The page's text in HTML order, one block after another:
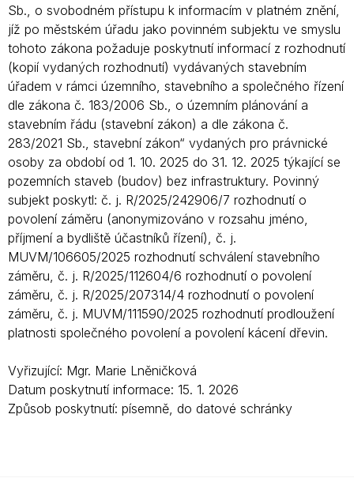
Sb., o svobodném přístupu k informacím v platném znění,
jíž po městském úřadu jako povinném subjektu ve smyslu
tohoto zákona požaduje poskytnutí informací z rozhodnutí
(kopií vydaných rozhodnutí) vydávaných stavebním
úřadem v rámci územního, stavebního a společného řízení
dle zákona č. 183/2006 Sb., o územním plánování a
stavebním řádu (stavební zákon) a dle zákona č.
283/2021 Sb., stavební zákon“ vydaných pro právnické
osoby za období od 1. 10. 2025 do 31. 12. 2025 týkající se
pozemních staveb (budov) bez infrastruktury. Povinný
subjekt poskytl: č. j. R/2025/242906/7 rozhodnutí o
povolení záměru (anonymizováno v rozsahu jméno,
příjmení a bydliště účastníků řízení), č. j.
MUVM/106605/2025 rozhodnutí schválení stavebního
záměru, č. j. R/2025/112604/6 rozhodnutí o povolení
záměru, č. j. R/2025/207314/4 rozhodnutí o povolení
záměru, č. j. MUVM/111590/2025 rozhodnutí prodloužení
platnosti společného povolení a povolení kácení dřevin.
Vyřizující: Mgr. Marie Lněničková
Datum poskytnutí informace: 15. 1. 2026
Způsob poskytnutí: písemně, do datové schránky